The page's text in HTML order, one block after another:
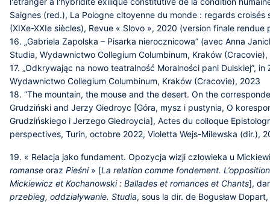
Saignes (red.), La Pologne citoyenne du monde : regards
(XIXe-XXIe siècles), Revue « Slovo », 2020 (version finale rendue
16. „Gabriela Zapolska – Pisarka nierocznicowa” (avec Anna
Studia, Wydawnictwo Collegium Columbinum, Kraków
17. „Odkrywając na nowo teatralność Moralności pani Dulskiej”,
Wydawnictwo Collegium Columbinum, Kraków (Cracovie), 2023
18. “The mountain, the mouse and the desert. On the
Grudziński and Jerzy Giedroyc [Góra, mysz i pustynia, O
Grudzińskiego i Jerzego Giedroycia], Actes du colloque
perspectives, Turin, octobre 2022, Violetta Wejs-Milewska (dir.),
19. « Relacja jako fundament. Opozycja wizji człowieka u
romanse oraz Pieśni» [La relation comme fondement.
Mickiewicz et Kochanowski : Ballades et romances et Chants],
przebieg, oddziaływanie. Studia, sous la dir. de Bogusław